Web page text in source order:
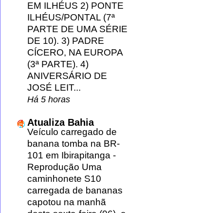
EM ILHÉUS 2) PONTE
ILHÉUS/PONTAL (7ª
PARTE DE UMA SÉRIE
DE 10). 3) PADRE
CÍCERO, NA EUROPA
(3ª PARTE). 4)
ANIVERSÁRIO DE
JOSÉ LEIT...
Há 5 horas
Atualiza Bahia
Veículo carregado de
banana tomba na BR-
101 em Ibirapitanga -
Reprodução Uma
caminhonete S10
carregada de bananas
capotou na manhã